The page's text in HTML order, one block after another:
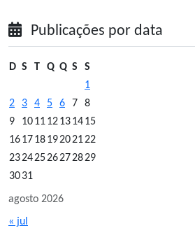
Publicações por data
agosto 2026
D S T Q Q S
S
1
2
3 4 5 6 7
8
9
101112131415
16171819202122
23242526272829
3031
« jul